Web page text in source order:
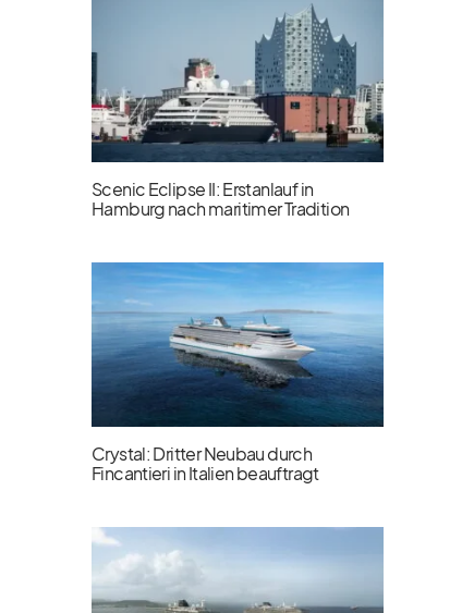
Scenic Eclipse II: Erstanlauf in
Hamburg nach maritimer Tradition
Crystal: Dritter Neubau durch
Fincantieri in Italien beauftragt